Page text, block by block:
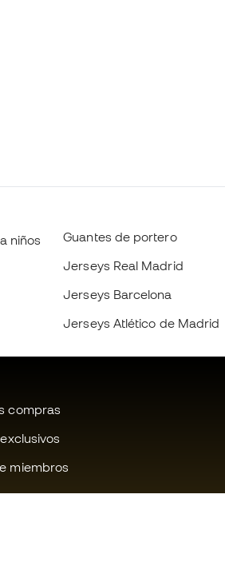
niños
Guantes de portero
Jerseys Real Madrid
Jerseys Barcelona
Jerseys Atlético de Madrid
compras
miembros